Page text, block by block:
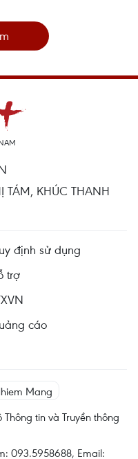
TÁM, KHÚC THANH
định sử dụng
trợ
cáo
Thông tin và Truyền thông
093.5958688, Email: